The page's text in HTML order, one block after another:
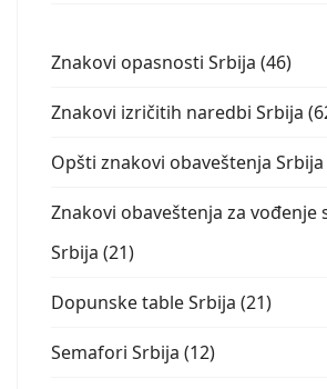
Znakovi opasnosti Srbija (46)
Znakovi izričitih naredbi Srbija
Opšti znakovi obaveštenja Srbija
Znakovi obaveštenja za vođenje
Srbija (21)
Dopunske table Srbija (21)
Semafori Srbija (12)